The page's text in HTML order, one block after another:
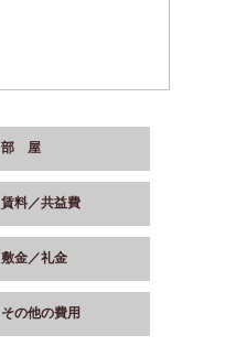
部 屋
賃料／共益費
敷金／礼金
その他の費用